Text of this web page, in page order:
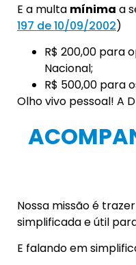
E a multa mínima a
197 de 10/09/2002)
R$ 200,00 para
Nacional;
R$ 500,00 para
Olho vivo pessoal! A
Nossa missão é
simplificada e útil
E falando em